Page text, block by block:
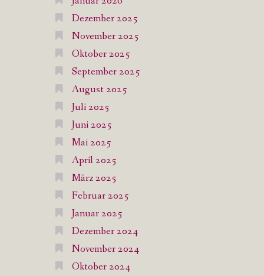
Dezember 2025
November 2025
Oktober 2025
September 2025
August 2025
Juli 2025
Juni 2025
Mai 2025
April 2025
März 2025
Februar 2025
Januar 2025
Dezember 2024
November 2024
Oktober 2024